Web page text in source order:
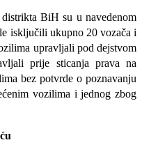
BiH su u navedenom
isključili ukupno 20 vozača i
upravljali pod dejstvom
prije sticanja prava na
bez potvrde o poznavanju
vozilima i jednog zbog